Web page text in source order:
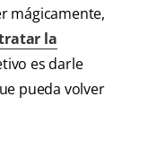
mágicamente,
la
es darle
pueda volver